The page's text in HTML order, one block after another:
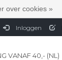
Inloggen
VANAF 40,- (NL)
over cookies »